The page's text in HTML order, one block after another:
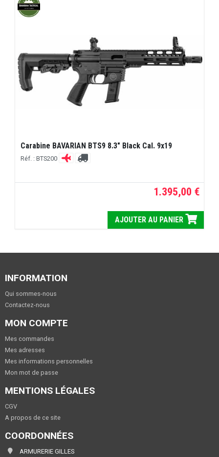
Carabine BAVARIAN BTS9 8.3" Black Cal. 9x19
Réf. : BTS200
1.395,00 €
AJOUTER AU PANIER
INFORMATION
Qui sommes-nous
Contactez-nous
MON COMPTE
Mes commandes
Mes adresses
Mes informations personnelles
Mon mot de passe
MENTIONS LÉGALES
CGV
A propos de ce site
COORDONNÉES
ARMURERIE GILLES